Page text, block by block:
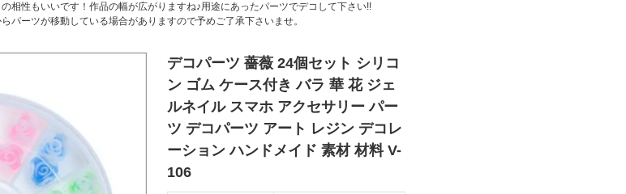
相性もいいです！作品の幅が広がりますね♪用途にあったパーツでデコして下さい!!
パーツが移動している場合がありますので予めご了承下さいませ。
デコパーツ 薔薇 24個セット シリコ
ン ゴム ケース付き バラ 華 花 ジェ
ルネイル スマホ アクセサリー パー
ツ デコパーツ アート レジン デコレ
ーション ハンドメイド 素材 材料 V-
106